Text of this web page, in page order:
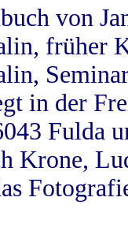
von
früher
in der
Fulda
Krone,